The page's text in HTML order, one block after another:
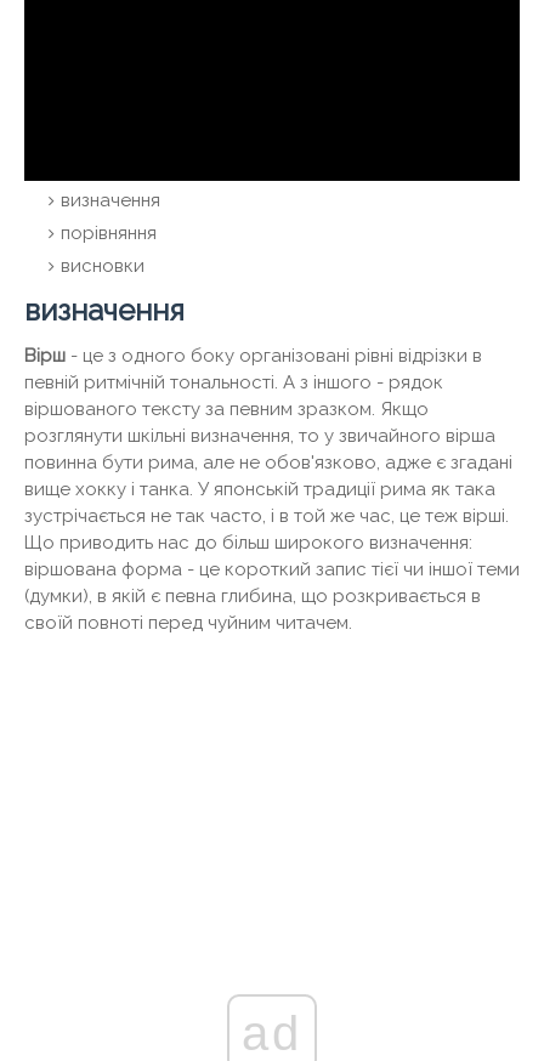
визначення
порівняння
висновки
визначення
Вірш - це з одного боку організовані рівні відрізки в
певній ритмічній тональності. А з іншого - рядок
віршованого тексту за певним зразком. Якщо
розглянути шкільні визначення, то у звичайного вірша
повинна бути рима, але не обов'язково, адже є згадані
вище хокку і танка. У японській традиції рима як така
зустрічається не так часто, і в той же час, це теж вірші.
Що приводить нас до більш широкого визначення:
віршована форма - це короткий запис тієї чи іншої теми
(думки), в якій є певна глибина, що розкривається в
своїй повноті перед чуйним читачем.
ad